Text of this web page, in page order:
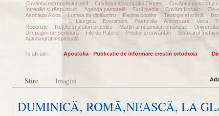
Cuvântul mitropolitului Iosif Cuvântul episcopului Timotei
Cuvântul episcopului
Întrebări și răspunsuri
Agenda pastorală Evul media Cuvânt filocalic
Zis-
Asociația Axios
Lumea de dinlăuntru Pagina copiilor Teologie și stiință
Din viața parohiilor
Liturgica Eveniment Pastorala Aniversare Varia
Recenzie
Rețete și sfaturi practice Martiri ai neamului românesc
Din pagini de Scriptură
File de Pateric Predici și cuvântări
Sinaxarul
Autobiografia spirituală
Te afli aici: Apostolia - Publicatie de informare crestin ortodoxa
Stire Imagini
DUMINICÄ‚ ROMÃ‚NEASCÄ‚ LA